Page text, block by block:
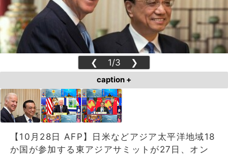
❮ 1/3 ❯
caption +
【10月28日 AFP】日米などアジア太平洋地域18
か国が参加する東アジアサミットが27日、オン